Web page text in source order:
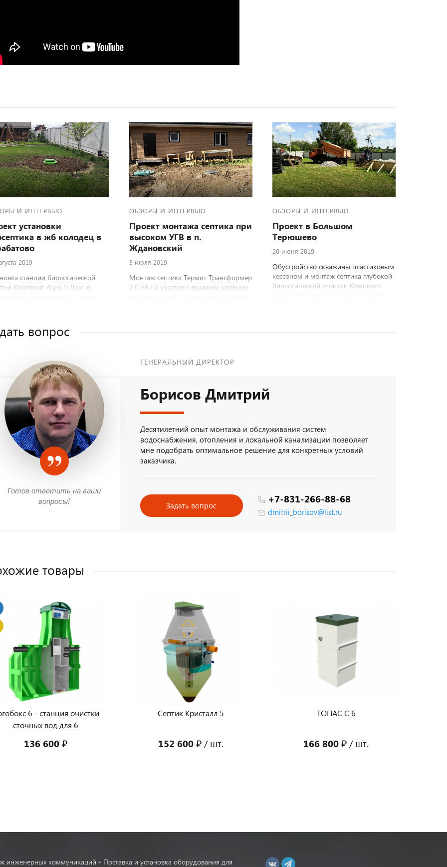
клиентов
говорят заказчики
Подобрать септик
онлайн
Узнать стоимость септика для
вашего дома под ключ
Зафиксируй цену
Зафиксируй цену до повышения.
Оставь заявку на установку
И ИНТЕРВЬЮ
установки
в жб колодец в
2019
станции биологической
Композит Аэро 5 Лонг в
ОБЗОРЫ И ИНТЕРВЬЮ
Проект монтажа септика при
высоком УГВ в п.
Ждановский
3 июля 2019
Монтаж септика Термит Трансформер
2.0 PR на участке с высоким уровнем
ОБЗОРЫ И ИНТЕРВЬЮ
Проект в Большом
Терюшево
20 июня 2019
Обустройство скважины пластиковым
кессоном и монтаж септика глубокой
биологической очистки Композит
вопрос
ГЕНЕРАЛЬНЫЙ ДИРЕКТОР
Готов ответить на ваши
вопросы!
Борисов Дмитрий
Десятилетний опыт монтажа и обслуживания систем
водоснабжения, отопления и локальной канализации позволяет
мне подобрать оптимальное решение для конкретных условий
заказчика.
Задать вопрос
+7-831-266-88-68
dmitrii_borisov@list.ru
товары
6 - станция очистки
сточных вод для 6
136 600 ₽
Септик Кристалл 5
152 600 ₽ / шт.
ТОПАС С 6
166 800 ₽ / шт.
инженерных коммуникаций • Поставка и установка оборудования для